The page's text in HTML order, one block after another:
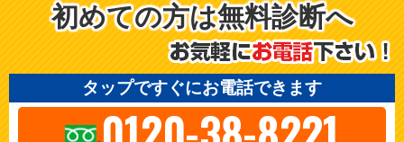
初めての方は無料診断へ
タップですぐにお電話できます